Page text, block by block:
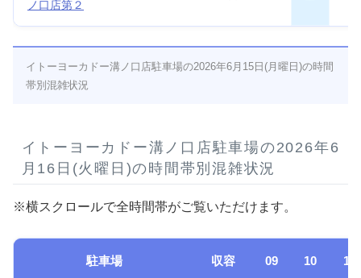
ノ口店第２
イトーヨーカドー溝ノ口店駐車場の2026年6月15日(月曜日)の時間
帯別混雑状況
イトーヨーカドー溝ノ口店駐車場の2026年6
月16日(火曜日)の時間帯別混雑状況
※横スクロールで全時間帯がご覧いただけます。
駐車場 収容 09 10 11